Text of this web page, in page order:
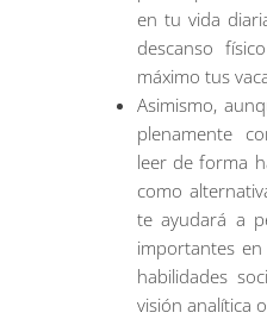
en tu vida
descanso
máximo tus
Asimismo,
plenamente
leer de forma
como
te ayudará a
importantes
habilidades
visión analítica